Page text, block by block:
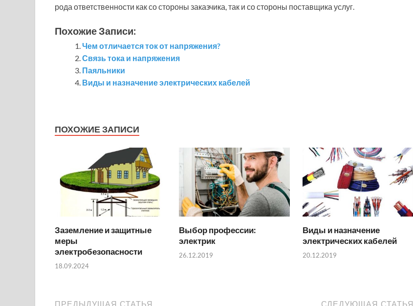
рода ответственности как со стороны заказчика, так и со стороны поставщика услуг.
Похожие Записи:
Чем отличается ток от напряжения?
Связь тока и напряжения
Паяльники
Виды и назначение электрических кабелей
ПОХОЖИЕ ЗАПИСИ
Заземление и защитные
меры
электробезопасности
18.09.2024
Выбор профессии:
электрик
26.12.2019
Виды и назначение
электрических кабелей
20.12.2019
ПРЕДЫДУЩАЯ СТАТЬЯ СЛЕДУЮЩАЯ СТАТЬЯ